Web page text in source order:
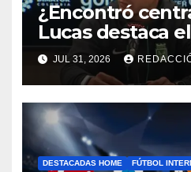
¿Encontró
Lucas destaca
Néider Parra
JUL 31, 2026
DESTACADAS HOME FÚTBOL